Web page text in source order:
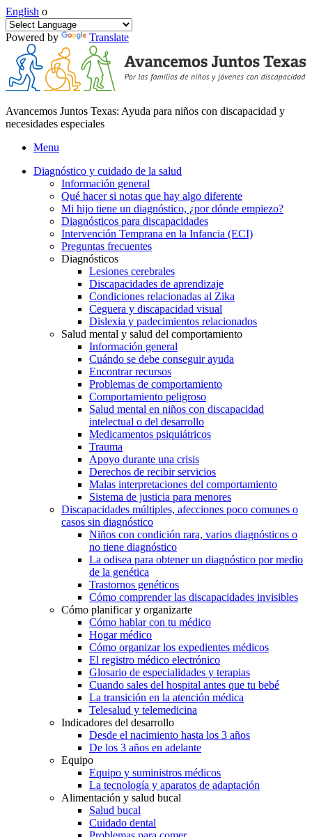
English o
Powered by Translate
Avancemos Juntos Texas: Ayuda para niños con discapacidad y
necesidades especiales
Menu
Diagnóstico y cuidado de la salud
Información general
Qué hacer si notas que hay algo diferente
Mi hijo tiene un diagnóstico, ¿por dónde empiezo?
Diagnósticos para discapacidades
Intervención Temprana en la Infancia (ECI)
Preguntas frecuentes
Diagnósticos
Lesiones cerebrales
Discapacidades de aprendizaje
Condiciones relacionadas al Zika
Ceguera y discapacidad visual
Dislexia y padecimientos relacionados
Salud mental y salud del comportamiento
Información general
Cuándo se debe conseguir ayuda
Encontrar recursos
Problemas de comportamiento
Comportamiento peligroso
Salud mental en niños con discapacidad
intelectual o del desarrollo
Medicamentos psiquiátricos
Trauma
Apoyo durante una crisis
Derechos de recibir servicios
Malas interpretaciones del comportamiento
Sistema de justicia para menores
Discapacidades múltiples, afecciones poco comunes o
casos sin diagnóstico
Niños con condición rara, varios diagnósticos o
no tiene diagnóstico
La odisea para obtener un diagnóstico por medio
de la genética
Trastornos genéticos
Cómo comprender las discapacidades invisibles
Cómo planificar y organizarte
Cómo hablar con tu médico
Hogar médico
Cómo organizar los expedientes médicos
El registro médico electrónico
Glosario de especialidades y terapias
Cuando sales del hospital antes que tu bebé
La transición en la atención médica
Telesalud y telemedicina
Indicadores del desarrollo
Desde el nacimiento hasta los 3 años
De los 3 años en adelante
Equipo
Equipo y suministros médicos
La tecnología y aparatos de adaptación
Alimentación y salud bucal
Salud bucal
Cuidado dental